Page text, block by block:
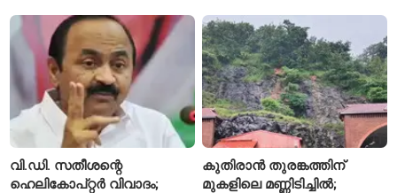
ഇപ്പോഴും കുറവ്
വി.ഡി. സതീശന്റെ
ഹെലികോപ്റ്റർ വിവാദം;
കുതിരാൻ തുരങ്കത്തിന്
മുകളിലെ മണ്ണിടിച്ചിൽ;